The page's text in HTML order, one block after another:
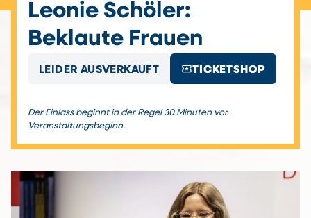
Leonie Schöler:
Beklaute Frauen
LEIDER AUSVERKAUFT local_activityTICKETSHOP
Der Einlass beginnt in der Regel 30 Minuten vor
Veranstaltungsbeginn.